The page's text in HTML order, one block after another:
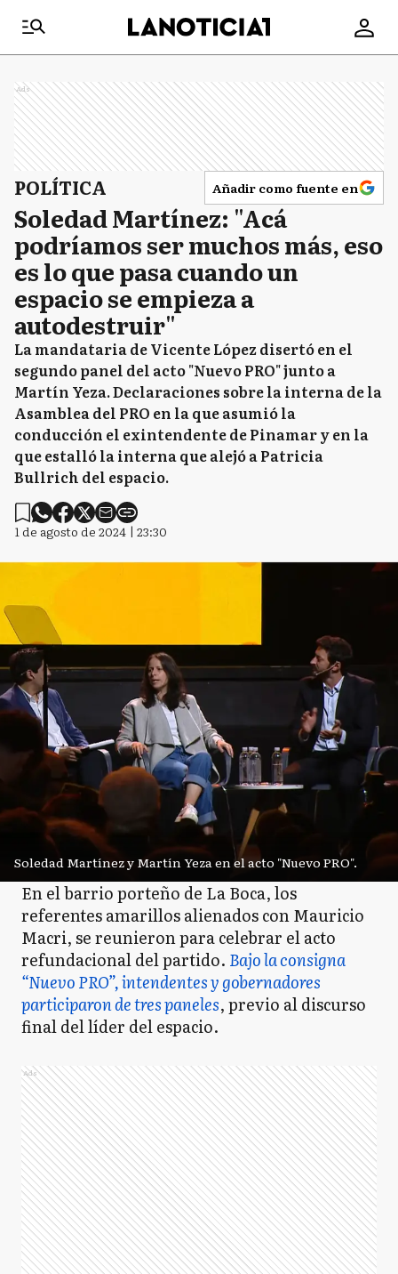
Ads
POLÍTICA Añadir como fuente en
Soledad Martínez: "Acá
podríamos ser muchos más, eso
es lo que pasa cuando un
espacio se empieza a
autodestruir"
La mandataria de Vicente López disertó en el
segundo panel del acto "Nuevo PRO" junto a
Martín Yeza. Declaraciones sobre la interna de la
Asamblea del PRO en la que asumió la
conducción el exintendente de Pinamar y en la
que estalló la interna que alejó a Patricia
Bullrich del espacio.
1 de agosto de 2024 | 23:30
Soledad Martínez y Martín Yeza en el acto "Nuevo PRO".
En el barrio porteño de La Boca, los
referentes amarillos alienados con Mauricio
Macri, se reunieron para celebrar el acto
refundacional del partido. Bajo la consigna
“Nuevo PRO”, intendentes y gobernadores
participaron de tres paneles, previo al discurso
final del líder del espacio.
Ads